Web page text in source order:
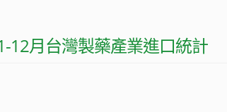
12月台灣製藥產業進口統計